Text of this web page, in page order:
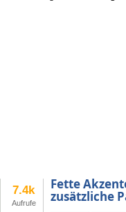
7.4k
Aufrufe
Fette
zusätzliche